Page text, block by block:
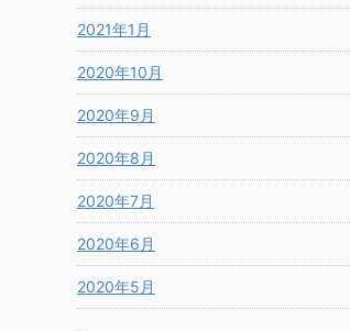
2021年1月
2020年10月
2020年9月
2020年8月
2020年7月
2020年6月
2020年5月